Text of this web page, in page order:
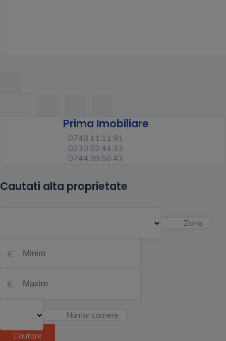
Prima Imobiliare
0748.11.11.91
0230.52.44.33
0744.39.50.43
Cautati alta proprietate
Zona
Numar camere
Cautare